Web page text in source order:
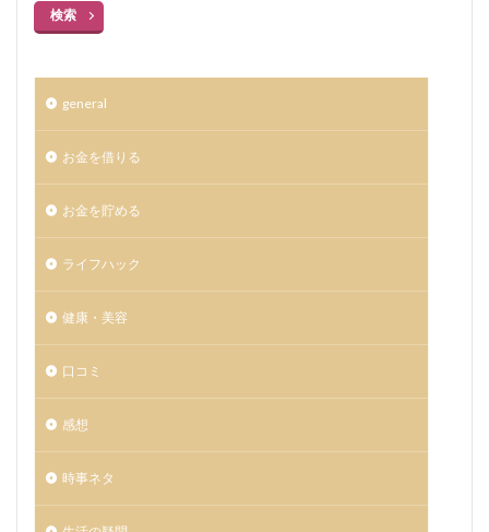
検索
general
お金を借りる
お金を貯める
ライフハック
健康・美容
口コミ
感想
時事ネタ